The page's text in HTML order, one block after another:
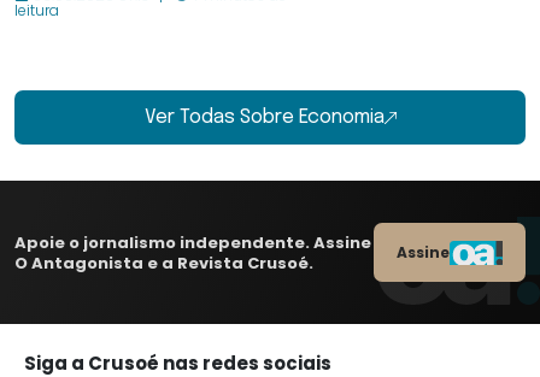
leitura
Ver Todas Sobre Economia
Apoie o jornalismo independente. Assine
O Antagonista e a Revista Crusoé.
Assine
Siga a Crusoé nas redes sociais